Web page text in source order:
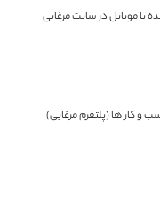
موبایل در سایت مرغابی
و کار ها (پلتفرم مرغابی)